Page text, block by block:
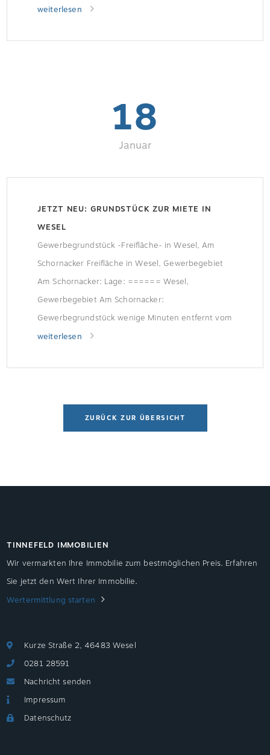
m Breite in West-Ost-Richtung ca. 29 m Tiefe in
Sie im Exposé.
weiterlesen
18
Januar
JETZT NEU: GRUNDSTÜCK ZUR MIETE IN
WESEL
Gewerbegrundstück -Freifläche- in Wesel, Am
Schornacker Freifläche in Wesel, Gewerbegebiet
Am Schornacker: Lage: ====== Wesel,
Gewerbegebiet Am Schornacker:
Gewerbegrundstück wenige Minuten entfernt vom
BAB-Anschluß A 3 Gemarkung Obrighoven, Flur:
gepflasterte Freifläche von ca. 3.000 m² Das
finden Sie im Exposé.
weiterlesen
ZURÜCK ZUR ÜBERSICHT
TINNEFELD IMMOBILIEN
Wir vermarkten Ihre Immobilie zum bestmöglichen Preis. Erfahren
Sie jetzt den Wert Ihrer Immobilie.
Wertermittlung starten
Kurze Straße 2, 46483 Wesel
0281 28591
Nachricht senden
Impressum
Datenschutz